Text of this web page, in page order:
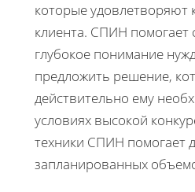
которые удовлетворяют
клиента. СПИН помогает
глубокое понимание
предложить решение,
действительно ему
условиях высокой
техники СПИН помогает
запланированных